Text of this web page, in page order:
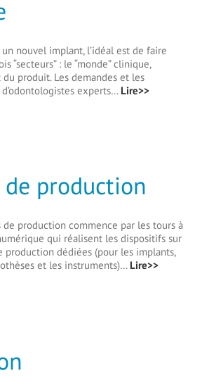
nouvel implant, l’idéal est de faire
“secteurs” : le “monde” clinique,
produit. Les demandes et les
experts… Lire>>
de production
de production commence par les tours à
qui réalisent les dispositifs sur
production dédiées (pour les implants,
et les instruments)… Lire>>